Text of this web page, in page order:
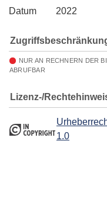
Datum
2022
NUR AN RECHNERN DER
ABRUFBAR
Lizenz-/
1.0